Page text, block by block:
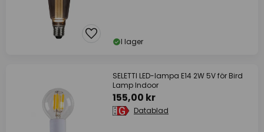
I lager
SELETTI LED-lampa E14 2W 5V för Bird
Lamp Indoor
155,00 kr
Datablad